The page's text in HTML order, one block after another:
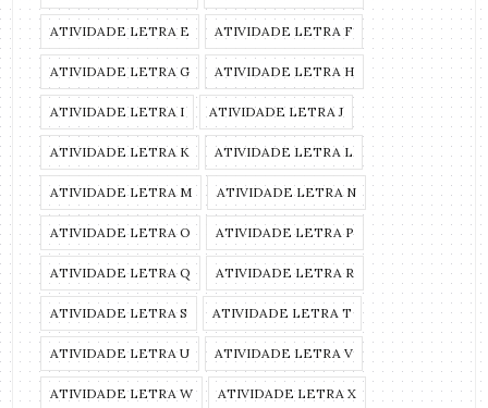
ATIVIDADE LETRA E ATIVIDADE LETRA F
ATIVIDADE LETRA G ATIVIDADE LETRA H
ATIVIDADE LETRA I ATIVIDADE LETRA J
ATIVIDADE LETRA K ATIVIDADE LETRA L
ATIVIDADE LETRA M ATIVIDADE LETRA N
ATIVIDADE LETRA O ATIVIDADE LETRA P
ATIVIDADE LETRA Q ATIVIDADE LETRA R
ATIVIDADE LETRA S ATIVIDADE LETRA T
ATIVIDADE LETRA U ATIVIDADE LETRA V
ATIVIDADE LETRA W ATIVIDADE LETRA X